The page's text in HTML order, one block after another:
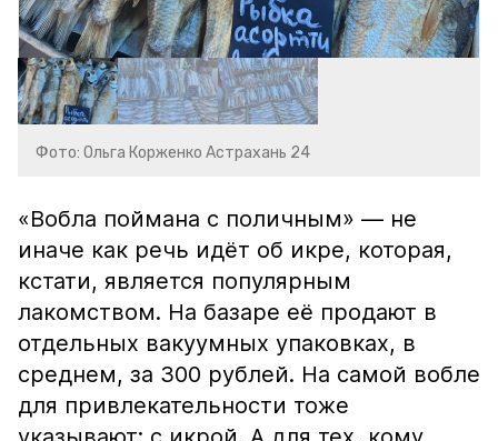
Фото: Ольга Корженко Астрахань 24
«Вобла поймана с поличным» — не
иначе как речь идёт об икре, которая,
кстати, является популярным
лакомством. На базаре её продают в
отдельных вакуумных упаковках, в
среднем, за 300 рублей. На самой вобле
для привлекательности тоже